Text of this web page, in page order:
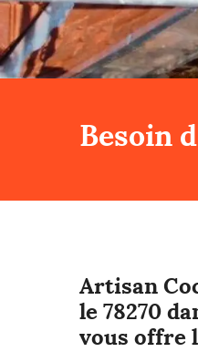
Besoin
Artisan
le 78270
vous offre